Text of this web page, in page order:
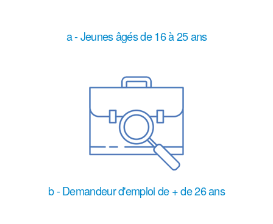
a - Jeunes âgés de 16 à 25 ans
b - Demandeur d'emploi de + de 26 ans